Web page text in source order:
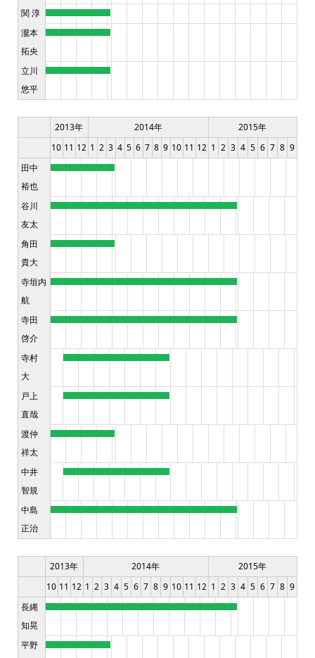
関 淳
瀧本
拓央
立川
悠平
2013年 2014年
2015年
10 11 12 1 2 3 4 5 6 7 8 9 10 11 12 1 2 3 4 5 6 7 8 9
田中
裕也
谷川
友太
角田
貴大
寺垣内
航
寺田
啓介
寺村
大
戸上
直哉
渡仲
祥太
中井
智規
中島
正治
2013年 2014年
2015年
10 11 12 1 2 3 4 5 6 7 8 9 10 11 12 1 2 3 4 5 6 7 8 9
長縄
知晃
平野